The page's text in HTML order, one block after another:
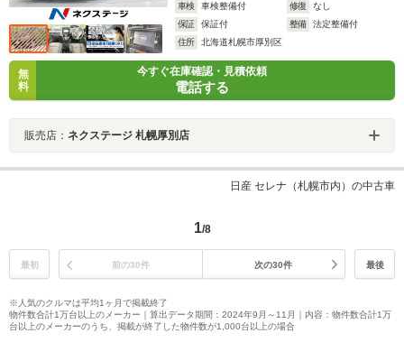
車検
車検整備付 修復
なし
保証
保証付 整備
法定整備付
住所
北海道札幌市厚別区
無
料
今すぐ在庫確認・見積依頼
電話する
販売店： ネクステージ 札幌厚別店
日産 セレナ（札幌市内）の中古車
1/8
最初 前の30件 次の30件 最後
※人気のクルマは平均1ヶ月で掲載終了
物件数合計1万台以上のメーカー｜算出データ期間：2024年9月～11月｜内容：物件数合計1万
台以上のメーカーのうち、掲載が終了した物件数が1,000台以上の場合